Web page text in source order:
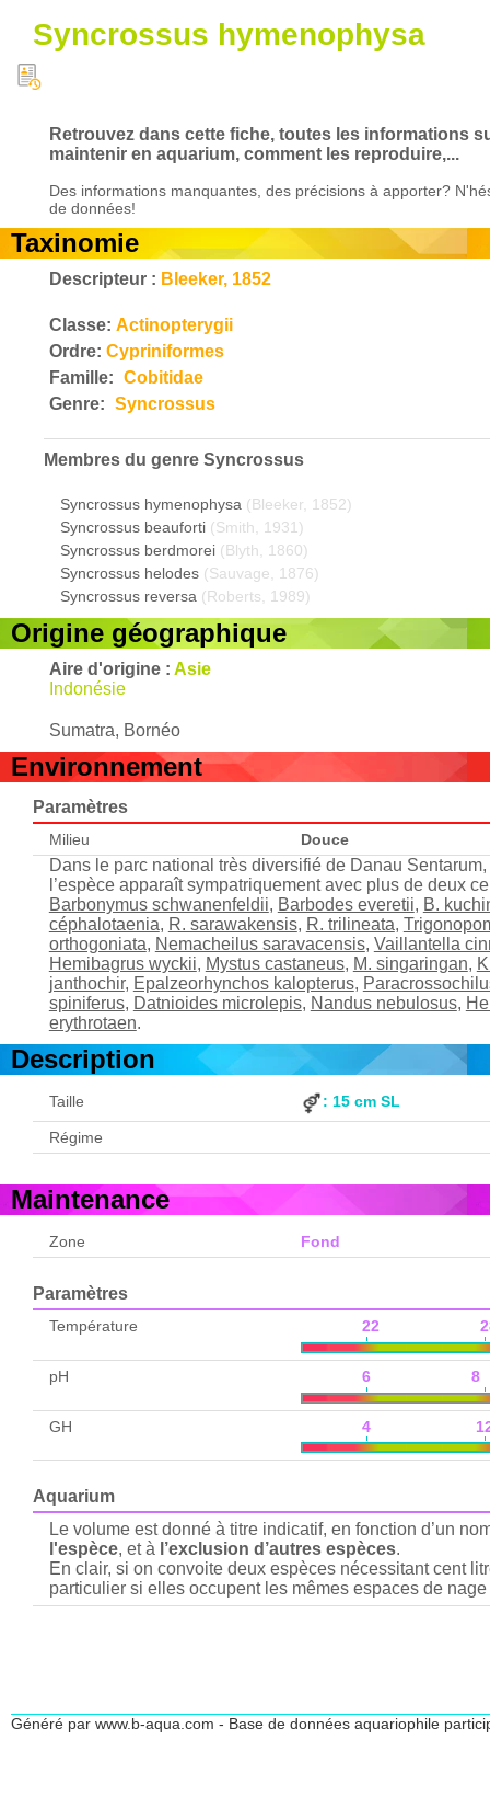
Syncrossus hymenophysa
Retrouvez dans cette fiche, toutes les informations
maintenir en aquarium, comment les reproduire,...
Des informations manquantes, des précisions à apporter?
de données!
Taxinomie
Descripteur : Bleeker, 1852
Classe: Actinopterygii
Ordre: Cypriniformes
Famille: Cobitidae
Genre: Syncrossus
Membres du genre Syncrossus
Syncrossus hymenophysa (Bleeker, 1852)
Syncrossus beauforti (Smith, 1931)
Syncrossus berdmorei (Blyth, 1860)
Syncrossus helodes (Sauvage, 1876)
Syncrossus reversa (Roberts, 1989)
Origine géographique
Aire d'origine : Asie
Indonésie
Sumatra, Bornéo
Environnement
Paramètres
Milieu Douce
Dans le parc national très diversifié de Danau
l’espèce apparaît sympatriquement avec plus de deux
Barbonymus schwanenfeldii, Barbodes everetii, B.
céphalotaenia, R. sarawakensis, R. trilineata,
orthogoniata, Nemacheilus saravacensis, Vaillantella
Hemibagrus wyckii, Mystus castaneus, M. singaringan,
janthochir, Epalzeorhynchos kalopterus,
spiniferus, Datnioides microlepis, Nandus nebulosus,
erythrotaen.
Description
Taille : 15 cm SL
Régime
Maintenance
Zone Fond
Paramètres
Température 22
pH 6 8
GH 4
Aquarium
Le volume est donné à titre indicatif, en fonction d’un
l'espèce, et à l’exclusion d’autres espèces.
En clair, si on convoite deux espèces nécessitant cent
particulier si elles occupent les mêmes espaces de nage
Généré par www.b-aqua.com - Base de données aquariophile